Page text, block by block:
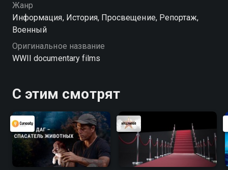
Жанр
Информация, История, Просвещение, Репортаж,
Военный
Оригинальное название
WWII documentary films
С этим смотрят